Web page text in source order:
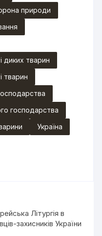
природи
диких тварин
тварин
господарства
Україна
Літургія в
захисників України